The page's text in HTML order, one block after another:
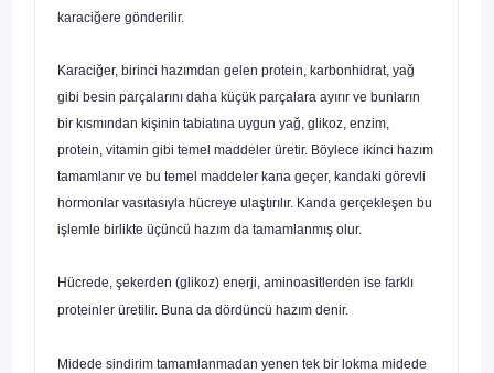
ka­raciğere gönderilir.
Karaciğer, birinci hazımdan gelen protein, karbonhidrat, yağ
gibi besin parçalarını daha küçük parçalara ayırır ve bunların
bir kısmından kişinin tabiatına uygun yağ, glikoz, enzim,
protein, vitamin gibi temel maddeler üre­tir. Böylece ikinci hazım
tamamlanır ve bu temel maddeler kana geçer, kandaki görevli
hormonlar vasıtasıyla hücreye ulaştırılır. Kanda gerçekle­şen bu
işlemle birlikte üçüncü hazım da tamamlanmış olur.
Hücrede, şekerden (glikoz) enerji, aminoasitlerden ise farklı
proteinler üretilir. Buna da dördüncü hazım denir.
Midede sindirim tamamlanmadan yenen tek bir lokma midede